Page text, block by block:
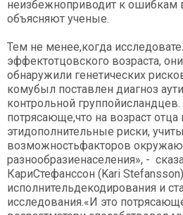
неизбежноприводит к ошибкам
объясняют ученые.
Тем не менее,когда
эффектотцовского возраста,
обнаружили генетических
комубыл поставлен диагноз
контрольной
потрясающе,что на возраст отца
этидополнительные риски,
возможностьфакторов
разнообразиенаселения», -
КариСтефанссон (Kari
исполнительдекодирования и
исследования.«И это